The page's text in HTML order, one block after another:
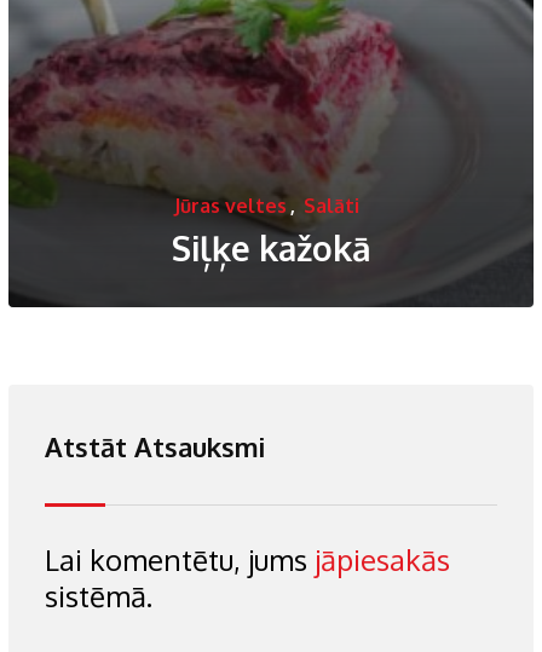
Jūras veltes , Salāti
Siļķe kažokā
Atstāt Atsauksmi
Lai komentētu, jums jāpiesakās
sistēmā.